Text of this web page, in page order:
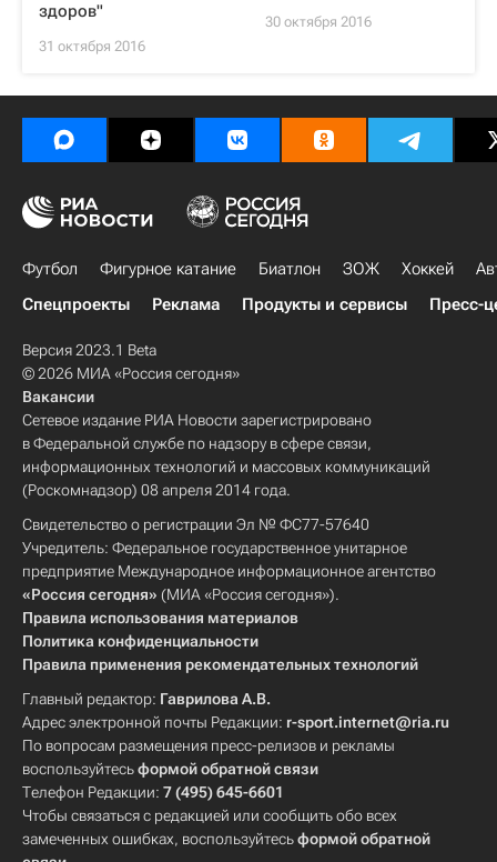
здоров"
31 октября 2016
30 октября 2016
Футбол Фигурное катание Биатлон ЗОЖ Хоккей
Спецпроекты
Реклама Продукты и сервисы Пресс-
Версия 2023.1 Beta
© 2026 МИА «Россия сегодня»
Вакансии
Сетевое издание РИА Новости зарегистрировано
в Федеральной службе по надзору в сфере связи,
информационных технологий и массовых коммуникаций
(Роскомнадзор) 08 апреля 2014 года.
Свидетельство о регистрации Эл № ФС77-57640
Учредитель: Федеральное государственное унитарное
предприятие Международное информационное агентство
«Россия сегодня» (МИА «Россия сегодня»).
Правила использования материалов
Политика конфиденциальности
Правила применения рекомендательных технологий
Главный редактор: Гаврилова А.В.
Адрес электронной почты Редакции: r-sport.internet@ria.ru
По вопросам размещения пресс-релизов и рекламы
воспользуйтесьформой обратной связи
Телефон Редакции: 7 (495) 645-6601
Чтобы связаться с редакцией или сообщить обо всех
замеченных ошибках, воспользуйтесьформой обратной